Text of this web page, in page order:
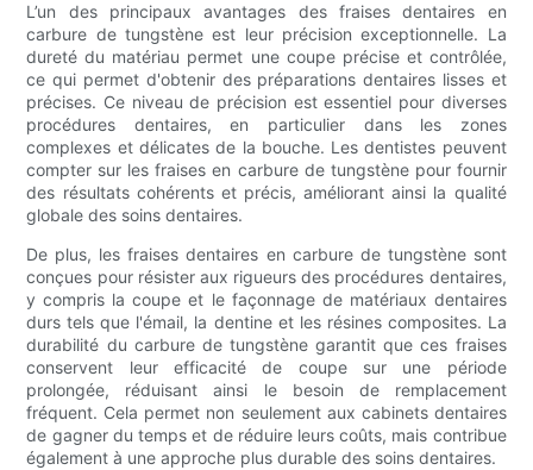
L’un des principaux avantages des fraises dentaires en
carbure de tungstène est leur précision exceptionnelle. La
dureté du matériau permet une coupe précise et contrôlée,
ce qui permet d'obtenir des préparations dentaires lisses et
précises. Ce niveau de précision est essentiel pour diverses
procédures dentaires, en particulier dans les zones
complexes et délicates de la bouche. Les dentistes peuvent
compter sur les fraises en carbure de tungstène pour fournir
des résultats cohérents et précis, améliorant ainsi la qualité
globale des soins dentaires.
De plus, les fraises dentaires en carbure de tungstène sont
conçues pour résister aux rigueurs des procédures dentaires,
y compris la coupe et le façonnage de matériaux dentaires
durs tels que l'émail, la dentine et les résines composites. La
durabilité du carbure de tungstène garantit que ces fraises
conservent leur efficacité de coupe sur une période
prolongée, réduisant ainsi le besoin de remplacement
fréquent. Cela permet non seulement aux cabinets dentaires
de gagner du temps et de réduire leurs coûts, mais contribue
également à une approche plus durable des soins dentaires.